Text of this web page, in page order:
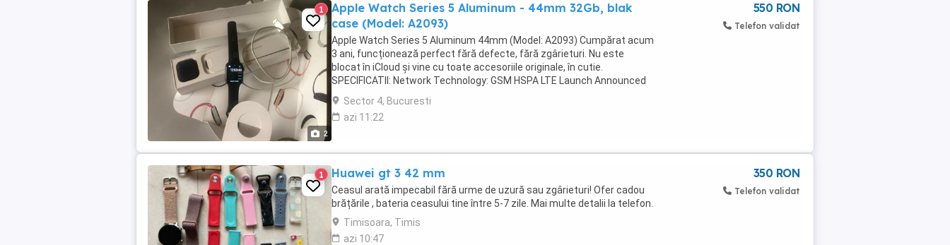
2
1
Apple Watch Series 5 Aluminum - 44mm 32Gb, blak
case (Model: A2093)
Apple Watch Series 5 Aluminum 44mm (Model: A2093) Cumpărat acum
3 ani, funcționează perfect fără defecte, fără zgârieturi. Nu este
blocat în iCloud și vine cu toate accesoriile originale, în cutie.
SPECIFICATII: Network Technology: GSM HSPA LTE Launch Announced
2019, September Status Available. ...
Sector 4, Bucuresti
azi 11:22
550 RON
Telefon validat
1 Huawei gt 3 42 mm
Ceasul arată impecabil fără urme de uzură sau zgârieturi! Ofer cadou
brățările , bateria ceasului tine între 5-7 zile. Mai multe detalii la telefon.
Timisoara, Timis
azi 10:47
350 RON
Telefon validat